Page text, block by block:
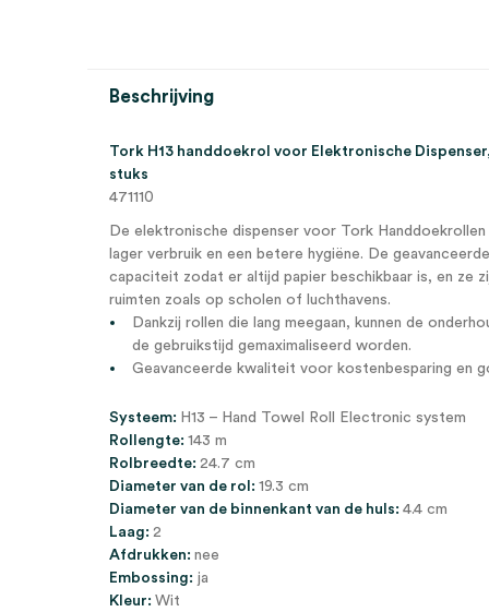
Beschrijving
Tork H13 handdoekrol voor Elektronische
stuks
471110
De elektronische dispenser voor Tork
lager verbruik en een betere hygiëne. De
capaciteit zodat er altijd papier beschikbaar is, en ze
ruimten zoals op scholen of luchthavens.
Dankzij rollen die lang meegaan, kunnen de
de gebruikstijd gemaximaliseerd worden.
Geavanceerde kwaliteit voor kostenbesparing en
Systeem: H13 – Hand Towel Roll Electronic system
Rollengte: 143 m
Rolbreedte: 24.7 cm
Diameter van de rol: 19.3 cm
Diameter van de binnenkant van de huls: 4.4 cm
Laag: 2
Afdrukken: nee
Embossing: ja
Kleur: Wit